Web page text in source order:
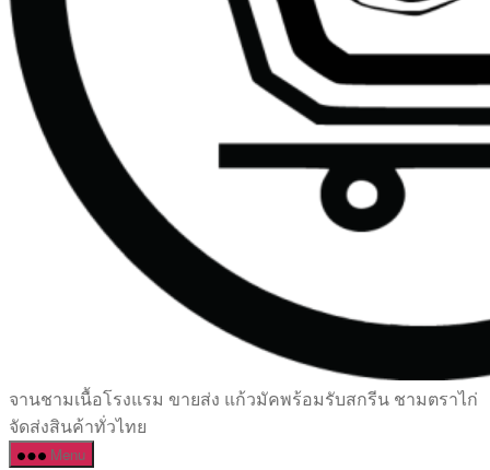
เซรามิค
ครบ
ครัน
จานชามเนื้อโรงแรม ขายส่ง แก้วมัคพร้อมรับสกรีน ชามตราไก่
จัดส่งสินค้าทั่วไทย
Menu